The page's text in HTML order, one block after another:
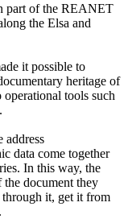
part of the REANET
the Elsa and
it possible to
heritage of
tools such
address
data come together
In this way, the
document they
it, get it from